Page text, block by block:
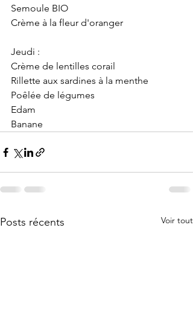
Semoule BIO
Crème à la fleur d'oranger
Jeudi :
Crème de lentilles corail
Rillette aux sardines à la menthe
Poêlée de légumes
Edam
Banane
Posts récents Voir tout